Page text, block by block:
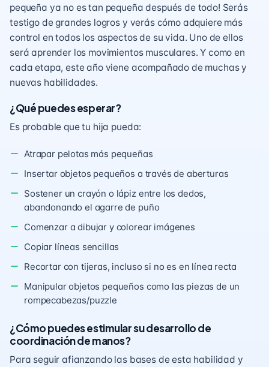
pequeña ya no es tan pequeña después de todo! Serás
testigo de grandes logros y verás cómo adquiere más
control en todos los aspectos de su vida. Uno de ellos
será aprender los movimientos musculares. Y como en
cada etapa, este año viene acompañado de muchas y
nuevas habilidades.
¿Qué puedes esperar?
Es probable que tu hija pueda:
Atrapar pelotas más pequeñas
Insertar objetos pequeños a través de aberturas
Sostener un crayón o lápiz entre los dedos,
abandonando el agarre de puño
Comenzar a dibujar y colorear imágenes
Copiar líneas sencillas
Recortar con tijeras, incluso si no es en línea recta
Manipular objetos pequeños como las piezas de un
rompecabezas/puzzle
¿Cómo puedes estimular su desarrollo de
coordinación de manos?
Para seguir afianzando las bases de esta habilidad y